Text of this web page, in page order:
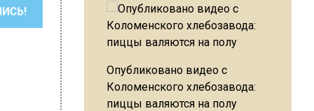
Опубликовано видео с
Коломенского хлебозавода:
пиццы валяются на полу